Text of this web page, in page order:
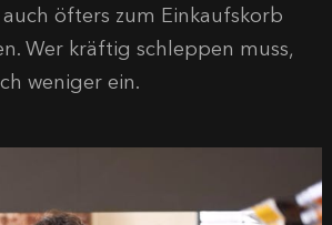
öfters zum Einkaufskorb
Wer kräftig schleppen muss,
weniger ein.